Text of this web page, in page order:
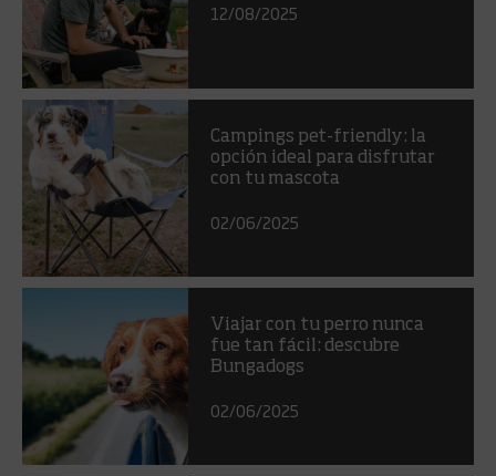
12/08/2025
Campings pet-friendly: la
opción ideal para disfrutar
con tu mascota
02/06/2025
Viajar con tu perro nunca
fue tan fácil: descubre
Bungadogs
02/06/2025